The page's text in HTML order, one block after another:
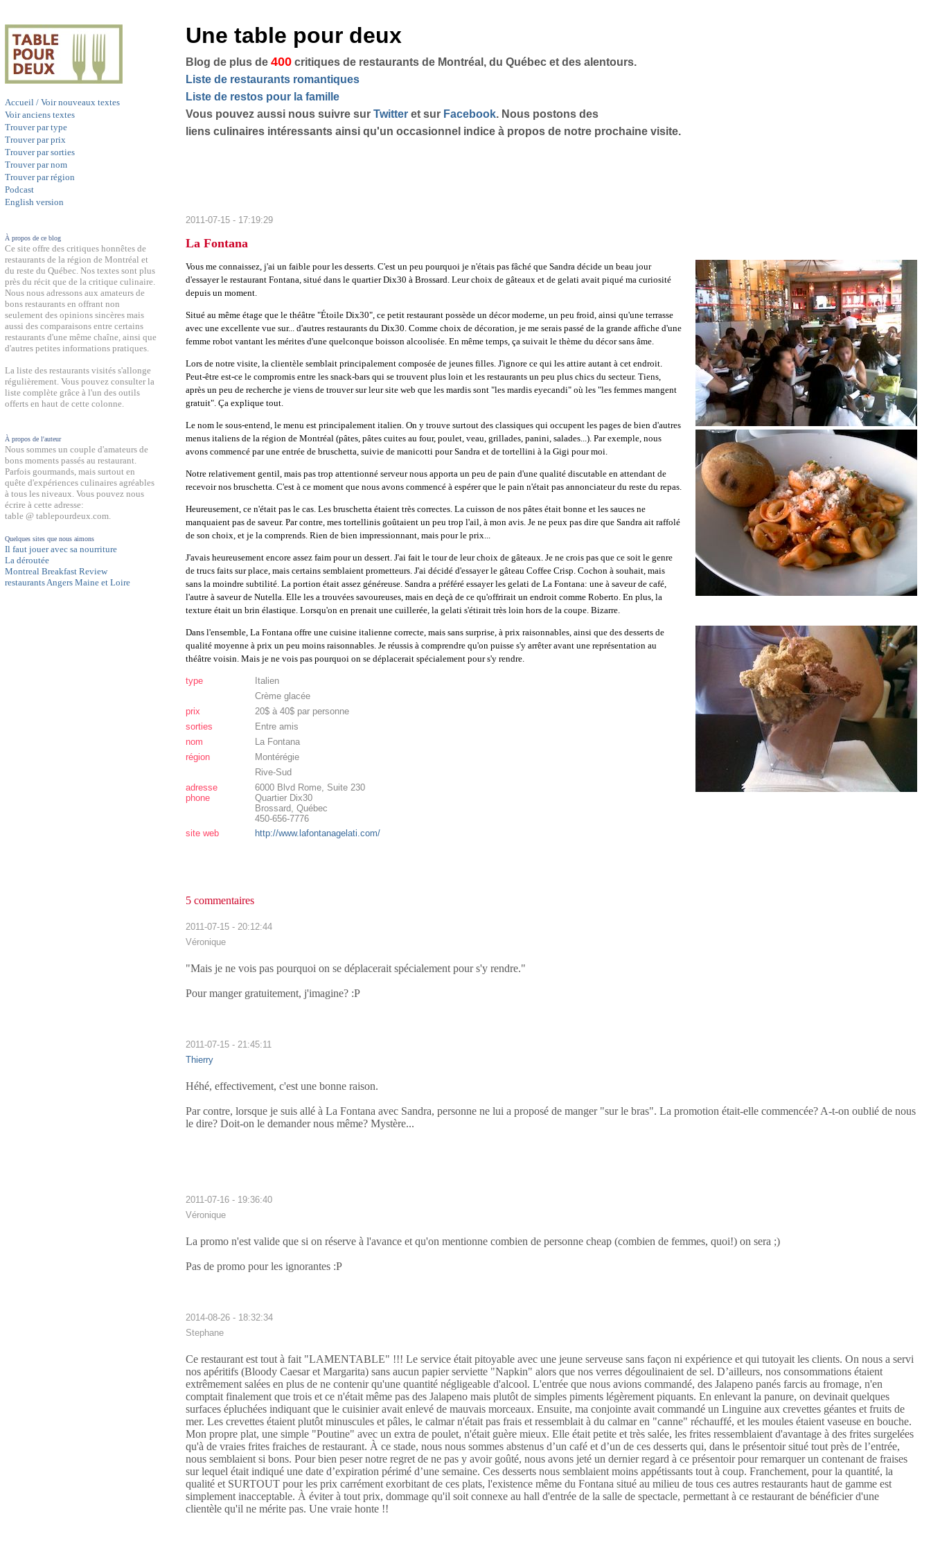
Accueil / Voir nouveaux textes
Voir anciens textes
Trouver par type
Trouver par prix
Trouver par sorties
Trouver par nom
Trouver par région
Podcast
English version
À propos de ce blog
Ce site offre des critiques honnêtes de
restaurants de la région de Montréal et
du reste du Québec. Nos textes sont plus
près du récit que de la critique culinaire.
Nous nous adressons aux amateurs de
bons restaurants en offrant non
seulement des opinions sincères mais
aussi des comparaisons entre certains
restaurants d'une même chaîne, ainsi que
d'autres petites informations pratiques.
La liste des restaurants visités s'allonge
régulièrement. Vous pouvez consulter la
liste complète grâce à l'un des outils
offerts en haut de cette colonne.
À propos de l'auteur
Nous sommes un couple d'amateurs de
bons moments passés au restaurant.
Parfois gourmands, mais surtout en
quête d'expériences culinaires agréables
à tous les niveaux. Vous pouvez nous
écrire à cette adresse:
table @ tablepourdeux.com.
Quelques sites que nous aimons
Il faut jouer avec sa nourriture
La déroutée
Montreal Breakfast Review
restaurants Angers Maine et Loire
Une table pour deux
Blog de plus de 400 critiques de restaurants de Montréal, du Québec et des alentours.
Liste de restaurants romantiques
Liste de restos pour la famille
Vous pouvez aussi nous suivre sur Twitter et sur Facebook. Nous postons des
liens culinaires intéressants ainsi qu'un occasionnel indice à propos de notre prochaine visite.
2011-07-15 - 17:19:29
La Fontana
Vous me connaissez, j'ai un faible pour les desserts. C'est un peu pourquoi je n'étais pas fâché que Sandra décide un beau jour
d'essayer le restaurant Fontana, situé dans le quartier Dix30 à Brossard. Leur choix de gâteaux et de gelati avait piqué ma curiosité
depuis un moment.
Situé au même étage que le théâtre "Étoile Dix30", ce petit restaurant possède un décor moderne, un peu froid, ainsi qu'une terrasse
avec une excellente vue sur... d'autres restaurants du Dix30. Comme choix de décoration, je me serais passé de la grande affiche d'une
femme robot vantant les mérites d'une quelconque boisson alcoolisée. En même temps, ça suivait le thème du décor sans âme.
Lors de notre visite, la clientèle semblait principalement composée de jeunes filles. J'ignore ce qui les attire autant à cet endroit.
Peut-être est-ce le compromis entre les snack-bars qui se trouvent plus loin et les restaurants un peu plus chics du secteur. Tiens,
après un peu de recherche je viens de trouver sur leur site web que les mardis sont "les mardis eyecandi" où les "les femmes mangent
gratuit". Ça explique tout.
Le nom le sous-entend, le menu est principalement italien. On y trouve surtout des classiques qui occupent les pages de bien d'autres
menus italiens de la région de Montréal (pâtes, pâtes cuites au four, poulet, veau, grillades, panini, salades...). Par exemple, nous
avons commencé par une entrée de bruschetta, suivie de manicotti pour Sandra et de tortellini à la Gigi pour moi.
Notre relativement gentil, mais pas trop attentionné serveur nous apporta un peu de pain d'une qualité discutable en attendant de
recevoir nos bruschetta. C'est à ce moment que nous avons commencé à espérer que le pain n'était pas annonciateur du reste du repas.
Heureusement, ce n'était pas le cas. Les bruschetta étaient très correctes. La cuisson de nos pâtes était bonne et les sauces ne
manquaient pas de saveur. Par contre, mes tortellinis goûtaient un peu trop l'ail, à mon avis. Je ne peux pas dire que Sandra ait raffolé
de son choix, et je la comprends. Rien de bien impressionnant, mais pour le prix...
J'avais heureusement encore assez faim pour un dessert. J'ai fait le tour de leur choix de gâteaux. Je ne crois pas que ce soit le genre
de trucs faits sur place, mais certains semblaient prometteurs. J'ai décidé d'essayer le gâteau Coffee Crisp. Cochon à souhait, mais
sans la moindre subtilité. La portion était assez généreuse. Sandra a préféré essayer les gelati de La Fontana: une à saveur de café,
l'autre à saveur de Nutella. Elle les a trouvées savoureuses, mais en deçà de ce qu'offrirait un endroit comme Roberto. En plus, la
texture était un brin élastique. Lorsqu'on en prenait une cuillerée, la gelati s'étirait très loin hors de la coupe. Bizarre.
Dans l'ensemble, La Fontana offre une cuisine italienne correcte, mais sans surprise, à prix raisonnables, ainsi que des desserts de
qualité moyenne à prix un peu moins raisonnables. Je réussis à comprendre qu'on puisse s'y arrêter avant une représentation au
théâtre voisin. Mais je ne vois pas pourquoi on se déplacerait spécialement pour s'y rendre.
type
Italien
Crème glacée
prix
20$ à 40$ par personne
sorties
Entre amis
nom
La Fontana
région
Montérégie
Rive-Sud
adresse
phone
6000 Blvd Rome, Suite 230
Quartier Dix30
Brossard, Québec
450-656-7776
site web
http://www.lafontanagelati.com/
5 commentaires
2011-07-15 - 20:12:44
Véronique
"Mais je ne vois pas pourquoi on se déplacerait spécialement pour s'y rendre."
Pour manger gratuitement, j'imagine? :P
2011-07-15 - 21:45:11
Thierry
Héhé, effectivement, c'est une bonne raison.
Par contre, lorsque je suis allé à La Fontana avec Sandra, personne ne lui a proposé de manger "sur le bras". La promotion était-elle commencée? A-t-on oublié de nous
le dire? Doit-on le demander nous même? Mystère...
2011-07-16 - 19:36:40
Véronique
La promo n'est valide que si on réserve à l'avance et qu'on mentionne combien de personne cheap (combien de femmes, quoi!) on sera ;)
Pas de promo pour les ignorantes :P
2014-08-26 - 18:32:34
Stephane
Ce restaurant est tout à fait "LAMENTABLE" !!! Le service était pitoyable avec une jeune serveuse sans façon ni expérience et qui tutoyait les clients. On nous a servi
nos apéritifs (Bloody Caesar et Margarita) sans aucun papier serviette "Napkin" alors que nos verres dégoulinaient de sel. D’ailleurs, nos consommations étaient
extrêmement salées en plus de ne contenir qu'une quantité négligeable d'alcool. L'entrée que nous avions commandé, des Jalapeno panés farcis au fromage, n'en
comptait finalement que trois et ce n'était même pas des Jalapeno mais plutôt de simples piments légèrement piquants. En enlevant la panure, on devinait quelques
surfaces épluchées indiquant que le cuisinier avait enlevé de mauvais morceaux. Ensuite, ma conjointe avait commandé un Linguine aux crevettes géantes et fruits de
mer. Les crevettes étaient plutôt minuscules et pâles, le calmar n'était pas frais et ressemblait à du calmar en "canne" réchauffé, et les moules étaient vaseuse en bouche.
Mon propre plat, une simple "Poutine" avec un extra de poulet, n'était guère mieux. Elle était petite et très salée, les frites ressemblaient d'avantage à des frites surgelées
qu'à de vraies frites fraiches de restaurant. À ce stade, nous nous sommes abstenus d’un café et d’un de ces desserts qui, dans le présentoir situé tout près de l’entrée,
nous semblaient si bons. Pour bien peser notre regret de ne pas y avoir goûté, nous avons jeté un dernier regard à ce présentoir pour remarquer un contenant de fraises
sur lequel était indiqué une date d’expiration périmé d’une semaine. Ces desserts nous semblaient moins appétissants tout à coup. Franchement, pour la quantité, la
qualité et SURTOUT pour les prix carrément exorbitant de ces plats, l'existence même du Fontana situé au milieu de tous ces autres restaurants haut de gamme est
simplement inacceptable. À éviter à tout prix, dommage qu'il soit connexe au hall d'entrée de la salle de spectacle, permettant à ce restaurant de bénéficier d'une
clientèle qu'il ne mérite pas. Une vraie honte !!